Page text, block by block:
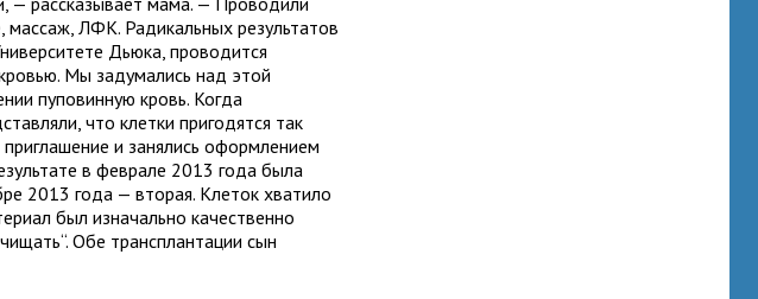
ЛФК. Радикальных результатов
Дьюка, проводится
Мы задумались над этой
пуповинную кровь. Когда
что клетки пригодятся так
и занялись оформлением
в феврале 2013 года была
2013 года — вторая. Клеток хватило
был изначально качественно
Обе трансплантации сын